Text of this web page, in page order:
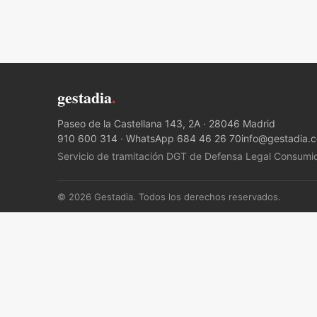
gestadia.
Paseo de la Castellana 143, 2A · 28046 Madrid
910 600 314 · WhatsApp 684 46 26 70
Servicio de tramitación DGT de Defensa Legal
© 2026 Gestadia. Todos los derechos reservados.